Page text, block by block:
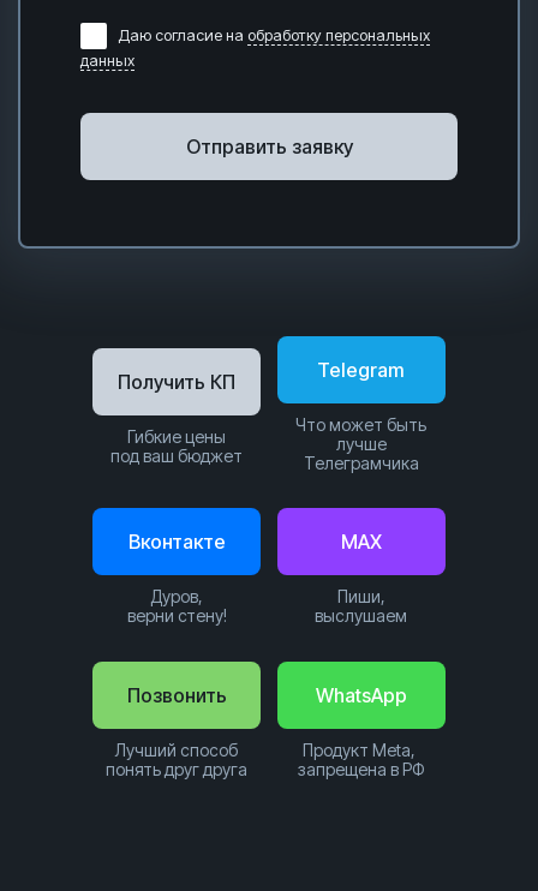
Даю согласие на обработку персональных
данных
Отправить заявку
Позвонить
Лучший способ
понять друг друга
WhatsApp
Продукт Meta,
запрещена в РФ
Telegram
Что может быть
лучше
Телеграмчика
Вконтакте
Дуров,
верни стену!
Получить КП
Гибкие цены
под ваш бюджет
MAX
Пиши,
выслушаем